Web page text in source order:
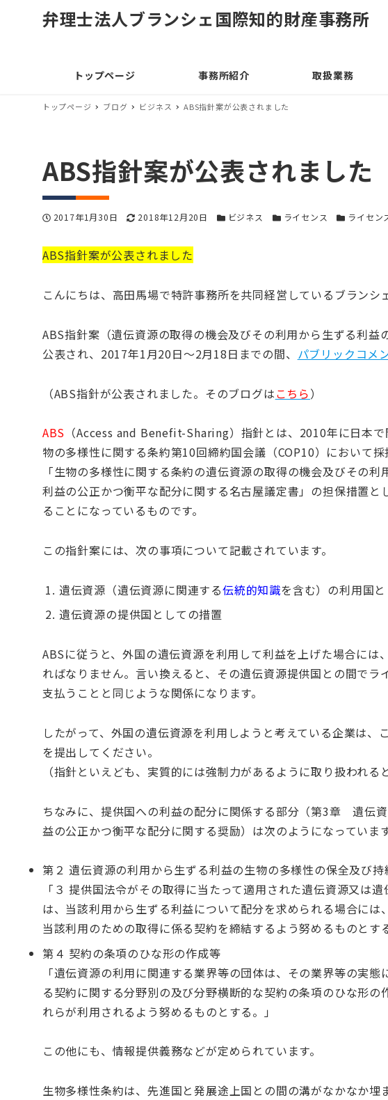
弁理士法人ブランシェ国際知的財産事務所
トップページ 事務所紹介 取扱業務
トップページ ブログ ビジネス ABS指針案が公表されました
ABS指針案が公表されました
投稿日
2017年1月30日 更新日
2018年12月20日 カテゴリー
ビジネス カテゴリー
ライセンス カテゴリー
ライセン
ABS指針案が公表されました
こんにちは、高田馬場で特許事務所を共同経営しているブランシ
ABS指針案（遺伝資源の取得の機会及びその利用から生ずる利
公表され、2017年1月20日～2月18日までの間、 パブリックコメ
（ABS指針が公表されました。そのブログはこちら）
ABS （Access and Benefit-Sharing）指針とは、2010年に日本
物の多様性に関する条約第10回締約国会議（COP10）において採
「生物の多様性に関する条約の遺伝資源の取得の機会及びその利
利益の公正かつ衡平な配分に関する名古屋議定書」の担保措置と
ることになっているものです。
この指針案には、次の事項について記載されています。
遺伝資源（遺伝資源に関連する伝統的知識を含む）の利用国
遺伝資源の提供国としての措置
ABSに従うと、外国の遺伝資源を利用して利益を上げた場合には
ればなりません。言い換えると、その遺伝資源提供国との間で
支払うことと同じような関係になります。
したがって、外国の遺伝資源を利用しようと考えている企業は、
を提出してください。
（指針といえども、実質的には強制力があるように取り扱われる
ちなみに、提供国への利益の配分に関係する部分（第3章 遺伝
益の公正かつ衡平な配分に関する奨励）は次のようになっています
第２ 遺伝資源の利用から生ずる利益の生物の多様性の保全及び
「３ 提供国法令がその取得に当たって適用された遺伝資源又は
は、当該利用から生ずる利益について配分を求められる場合に
当該利用のための取得に係る契約を締結するよう努めるものとす
第４ 契約の条項のひな形の作成等
「遺伝資源の利用に関連する業界等の団体は、その業界等の実
る契約に関する分野別の及び分野横断的な契約の条項のひな形
れらが利用されるよう努めるものとする。」
この他にも、情報提供義務などが定められています。
生物多様性条約は、先進国と発展途上国との間の溝がなかなか